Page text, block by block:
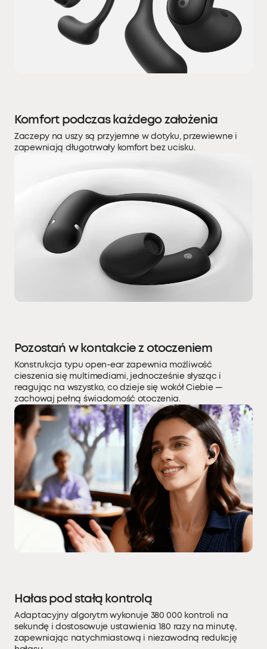
Komfort podczas każdego założenia
Zaczepy na uszy są przyjemne w dotyku, przewiewne i
zapewniają długotrwały komfort bez ucisku.
Pozostań w kontakcie z otoczeniem
Konstrukcja typu open-ear zapewnia możliwość
cieszenia się multimediami, jednocześnie słysząc i
reagując na wszystko, co dzieje się wokół Ciebie —
zachowaj pełną świadomość otoczenia.
Hałas pod stałą kontrolą
Adaptacyjny algorytm wykonuje 380 000 kontroli na
sekundę i dostosowuje ustawienia 180 razy na minutę,
zapewniając natychmiastową i niezawodną redukcję